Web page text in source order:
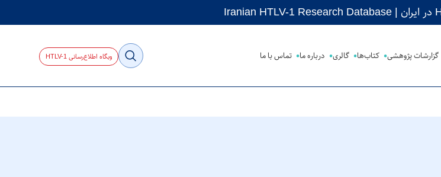
گزارشات پژوهشی کتاب‌ها گالری درباره ما تماس با ما وبگاه اطلاع‌رسانی HTLV-1